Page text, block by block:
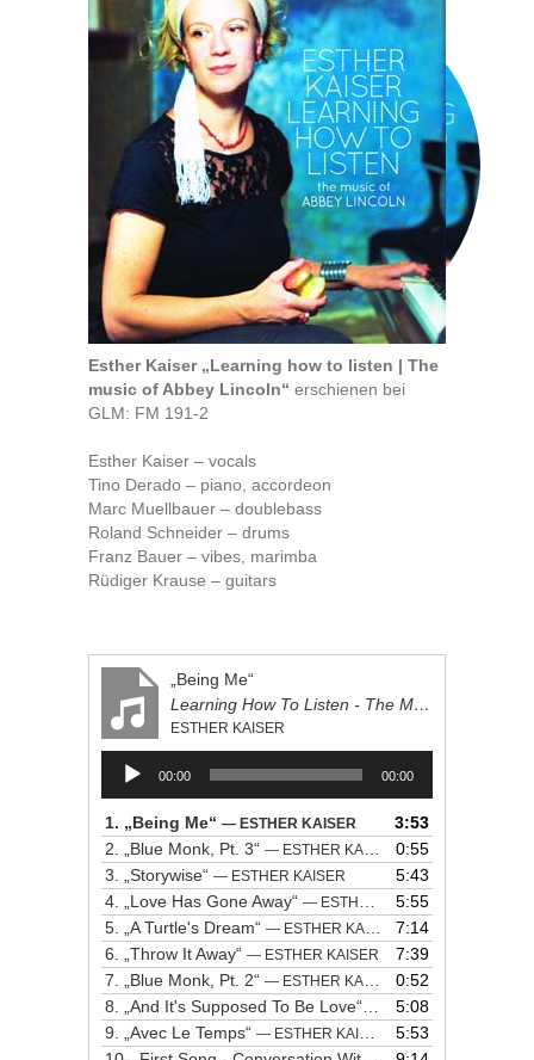
Esther Kaiser „Learning how to listen | The
music of Abbey Lincoln“ erschienen bei
GLM: FM 191-2
Esther Kaiser – vocals
Tino Derado – piano, accordeon
Marc Muellbauer – doublebass
Roland Schneider – drums
Franz Bauer – vibes, marimba
Rüdiger Krause – guitars
„Being Me“
Learning How To Listen - The Music Of Abbey Lincoln
ESTHER KAISER
Audio-
Player
00:00 00:00
1. „Being Me“ — ESTHER KAISER
3:53
2.
„Blue Monk, Pt. 3“ — ESTHER KAISER
0:55
3.
„Storywise“ — ESTHER KAISER
5:43
4.
„Love Has Gone Away“ — ESTHER KAISER
5:55
5.
„A Turtle's Dream“ — ESTHER KAISER
7:14
6.
„Throw It Away“ — ESTHER KAISER
7:39
7.
„Blue Monk, Pt. 2“ — ESTHER KAISER
0:52
8.
„And It's Supposed To Be Love“ — ESTHER KAISER
5:08
9.
„Avec Le Temps“ — ESTHER KAISER
5:53